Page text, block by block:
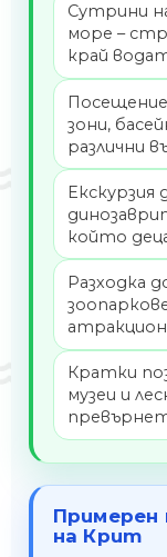
Сутрини
море –
край
зони,
различни
Екскурзия
който
Разходка
Кратки
музеи и
Примерен
на Крит